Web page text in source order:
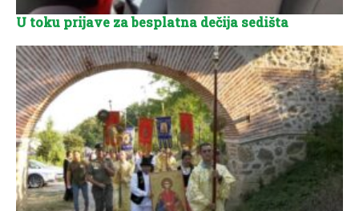
U toku prijave za besplatna dečija sedišta